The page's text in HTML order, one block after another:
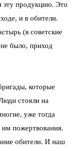
эту продукцию. Это
и в обители.
(в советские
было, приход
которые
стояли на
уже тогда
пожертвования.
обители. И наш